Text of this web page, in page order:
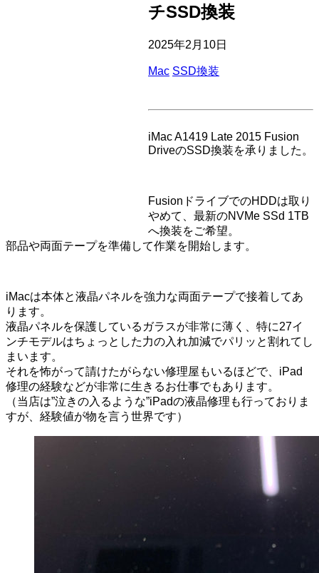
チSSD換装
2025年2月10日
Mac SSD換装
iMac A1419 Late 2015 Fusion
DriveのSSD換装を承りました。
FusionドライブでのHDDは取り
やめて、最新のNVMe SSd 1TB
へ換装をご希望。
部品や両面テープを準備して作業を開始します。
iMacは本体と液晶パネルを強力な両面テープで接着してあ
ります。
液晶パネルを保護しているガラスが非常に薄く、特に27イ
ンチモデルはちょっとした力の入れ加減でパリッと割れてし
まいます。
それを怖がって請けたがらない修理屋もいるほどで、iPad
修理の経験などが非常に生きるお仕事でもあります。
（当店は”泣きの入るような”iPadの液晶修理も行っておりま
すが、経験値が物を言う世界です）